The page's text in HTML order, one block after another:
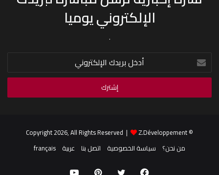
الإلكتروني يوميا
.
أدخل
بريدك
الإلكتروني
© Copyright 2026, All Rights Reserved |
Z.Développement
من نحن؟
سياسة الخصوصية اتصل بنا عربية français